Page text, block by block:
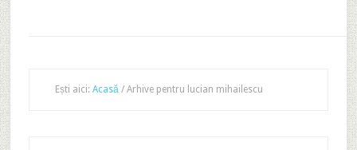
Ești aici: Acasă /Arhive pentru lucian mihailescu